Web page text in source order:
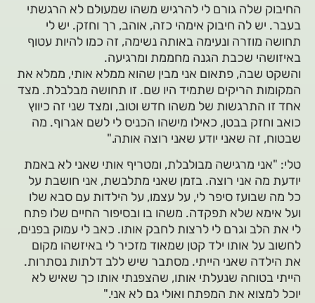
החיבוק שלה גורם לי להרגיש משהו שמעולם לא הרגשתי
בעבר. יש לה חיבוק אימהי כזה, אוהב, רך וחזק. יש לי
תחושה מוזרה ונעימה באותה נשימה, זה כמו להיות עטוף
באיזושהי שכבת הגנה מחממת ומרגיעה.
והשקט שבה, פתאום אני מבין שהוא ממלא אותי, ממלא את
המקומות הריקים שתמיד היו שם. זו תחושה מבלבלת. מצד
אחד זו התרגשות של משהו חדש וטוב, ומצד שני זה כיווץ
כואב וחזק בבטן, כאילו מישהו הכניס לי לשם אגרוף. מה
שבטוח, זה שאני יודע שאני רוצה אותה."
טלי: "אני מרגישה מבולבלת, ומטריף אותי שאני לא באמת
יודעת מה אני רוצה. בזמן שאני מתלבשת, אני חושבת על
כל מה שבועז סיפר לי, על עצמו, על הילדות עם סבא שלו
ועל אימא שלא תפקדה. משהו בו ובסיפור החיים שלו פתח
לי את הלב וגרם לי לרצות לחבק אותו. כאב לי עמוק בפנים,
לחשוב על אותו ילד קטן שמאוד מזכיר לי באיזשהו מקום
את הילדה שאני הייתי. מסתבר שיש ללב דלתות נסתרות.
הייתי בטוחה שנעלתי אותו, שהצפנתי אותו כך שאיש לא
יוכל למצוא את המפתח ואולי גם לא אני."